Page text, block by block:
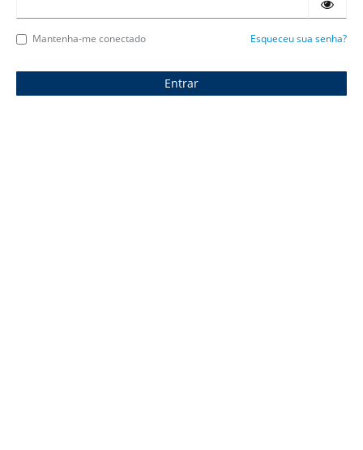
Mantenha-me conectado Esqueceu sua senha?